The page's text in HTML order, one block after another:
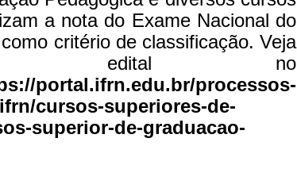
a nota do Exame Nacional do
critério de classificação. Veja
edital no
portal.ifrn.edu.br/processos-
cursos-superiores-de-
superior-de-graduacao-